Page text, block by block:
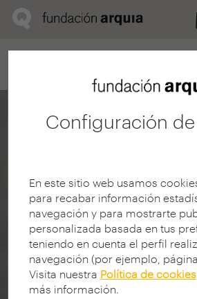
Configuración
En este sitio web usamos
para recabar información
navegación y para mostrarte
personalizada basada en tus
teniendo en cuenta el perfil
navegación (por ejemplo,
Visita nuestra Política de cookies
más información.